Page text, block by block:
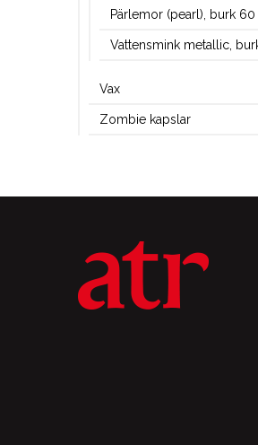
Pärlemor (pearl), burk 60
Vattensmink metallic,
Vax
Zombie kapslar